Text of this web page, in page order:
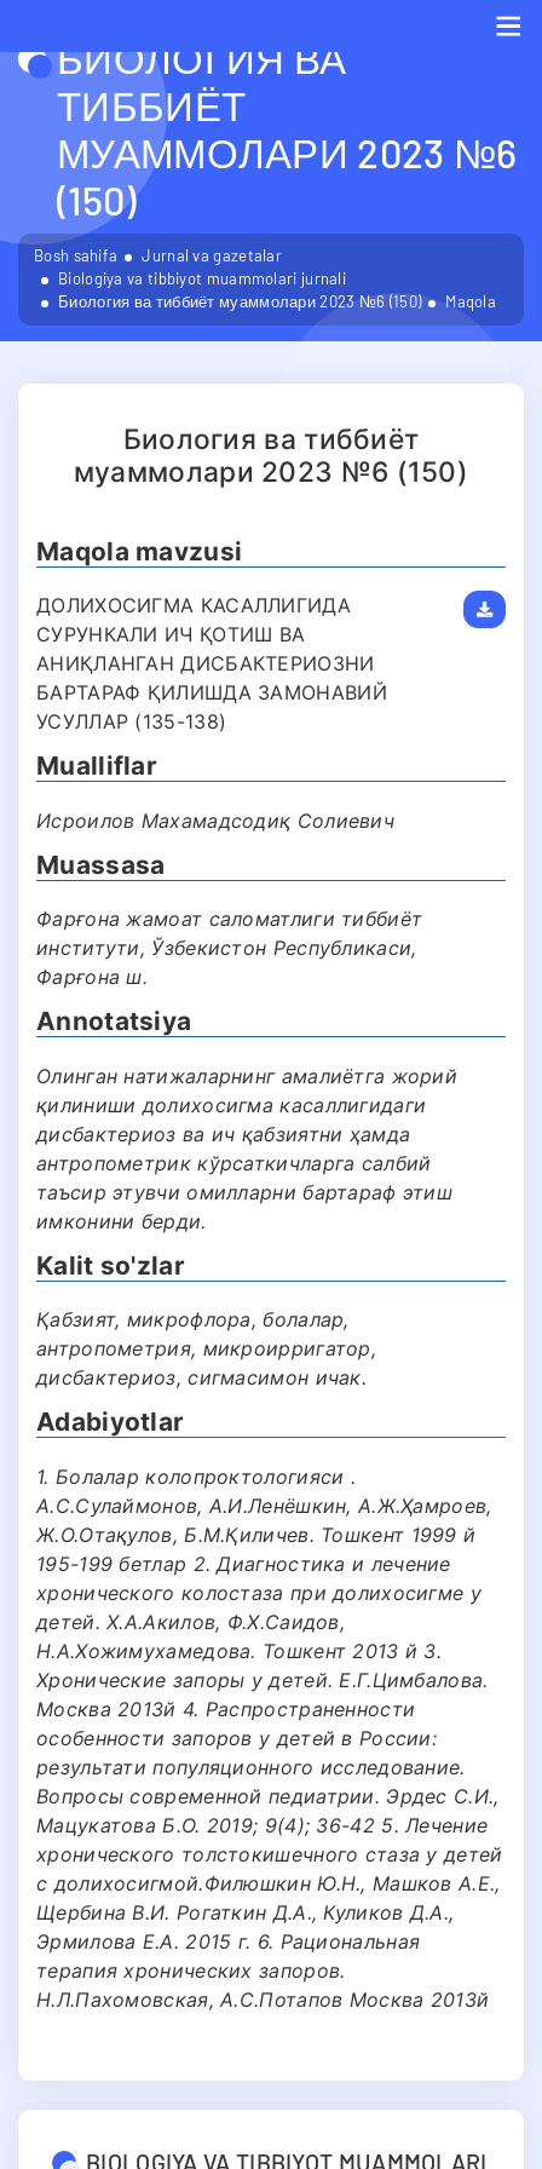
БИОЛОГИЯ ВА
ТИББИЁТ
МУАММОЛАРИ 2023 №6
(150)
Bosh sahifa
Jurnal va gazetalar
Biologiya va tibbiyot muammolari jurnali
Биология ва тиббиёт муаммолари 2023 №6 (150)
Maqola
Биология ва тиббиёт
муаммолари 2023 №6 (150)
Maqola mavzusi
ДОЛИХОСИГМА КАСАЛЛИГИДА
СУРУНКАЛИ ИЧ ҚОТИШ ВА
АНИҚЛАНГАН ДИСБАКТЕРИОЗНИ
БАРТАРАФ ҚИЛИШДА ЗАМОНАВИЙ
УСУЛЛАР (135-138)
Mualliflar
Исроилов Махамадсодиқ Солиевич
Muassasa
Фарғона жамоат саломатлиги тиббиёт
институти, Ўзбекистон Республикаси,
Фарғона ш.
Annotatsiya
Олинган натижаларнинг амалиётга жорий
қилиниши долихосигма касаллигидаги
дисбактериоз ва ич қабзиятни ҳамда
антропометрик кўрсаткичларга салбий
таъсир этувчи омилларни бартараф этиш
имконини берди.
Kalit so'zlar
Қабзият, микрофлора, болалар,
антропометрия, микроирригатор,
дисбактериоз, сигмасимон ичак.
Adabiyotlar
1. Болалар колопроктологияси .
А.С.Сулаймонов, А.И.Ленёшкин, А.Ж.Ҳамроев,
Ж.О.Отақулов, Б.М.Қиличев. Тошкент 1999 й
195-199 бетлар 2. Диагностика и лечение
хронического колостаза при долихосигме у
детей. Х.А.Акилов, Ф.Х.Саидов,
Н.А.Хожимухамедова. Тошкент 2013 й 3.
Хронические запоры у детей. Е.Г.Цимбалова.
Москва 2013й 4. Распространенности
особенности запоров у детей в России:
результати популяционного исследование.
Вопросы современной педиатрии. Эрдес С.И.,
Мацукатова Б.О. 2019; 9(4); 36-42 5. Лечение
хронического толстокишечного стаза у детей
с долихосигмой.Филюшкин Ю.Н., Машков А.Е.,
Щербина В.И. Рогаткин Д.А., Куликов Д.А.,
Эрмилова Е.А. 2015 г. 6. Рациональная
терапия хронических запоров.
Н.Л.Пахомовская, А.С.Потапов Москва 2013й
BIOLOGIYA VA TIBBIYOT MUAMMOLARI